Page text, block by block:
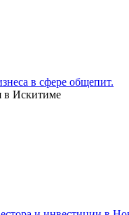
в сфере общепит.
в Искитиме